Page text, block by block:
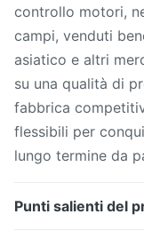
controllo motori,
campi, venduti
asiatico e altri
su una qualità di
fabbrica
flessibili per
lungo termine da
Punti salienti del